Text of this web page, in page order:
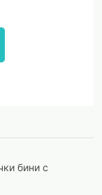
бини с